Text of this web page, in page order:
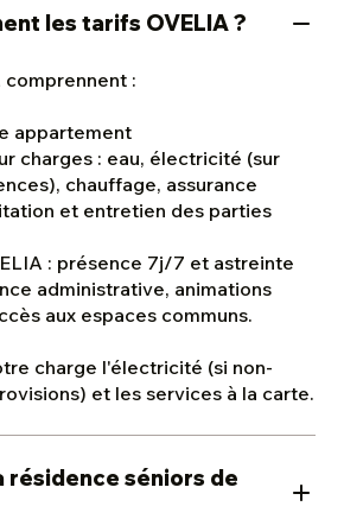
les tarifs OVELIA ?
comprennent :
appartement
charges : eau, électricité (sur
chauffage, assurance
et entretien des parties
: présence 7j/7 et astreinte
administrative, animations
aux espaces communs.
charge l'électricité (si non-
et les services à la carte.
résidence séniors de